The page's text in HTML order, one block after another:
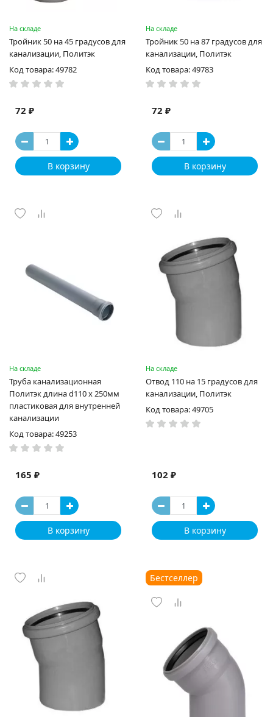
На складе
Тройник 50 на 45 градусов для
канализации, Политэк
Код товара: 49782
72 ₽
В корзину
На складе
Тройник 50 на 87 градусов для
канализации, Политэк
Код товара: 49783
72 ₽
В корзину
На складе
Труба канализационная
Политэк длина d110 х 250мм
пластиковая для внутренней
канализации
Код товара: 49253
165 ₽
В корзину
На складе
Отвод 110 на 15 градусов для
канализации, Политэк
Код товара: 49705
102 ₽
В корзину
Бестселлер